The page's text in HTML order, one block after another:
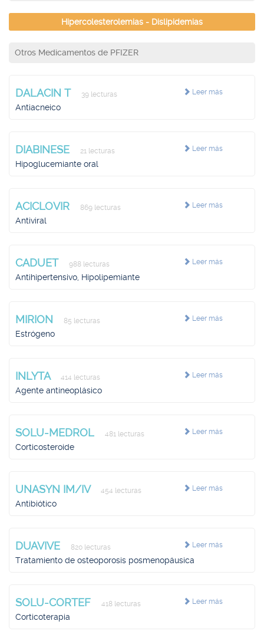
Hipercolesterolemias - Dislipidemias
Otros Medicamentos de PFIZER
Leer más
DALACIN T 39 lecturas
Antiacneico
Leer más
DIABINESE 21 lecturas
Hipoglucemiante oral
Leer más
ACICLOVIR 869 lecturas
Antiviral
Leer más
CADUET 988 lecturas
Antihipertensivo, Hipolipemiante
Leer más
MIRION 85 lecturas
Estrógeno
Leer más
INLYTA 414 lecturas
Agente antineoplásico
Leer más
SOLU-MEDROL 481 lecturas
Corticosteroide
Leer más
UNASYN IM/IV 454 lecturas
Antibiótico
Leer más
DUAVIVE 820 lecturas
Tratamiento de osteoporosis posmenopáusica
Leer más
SOLU-CORTEF 418 lecturas
Corticoterapia